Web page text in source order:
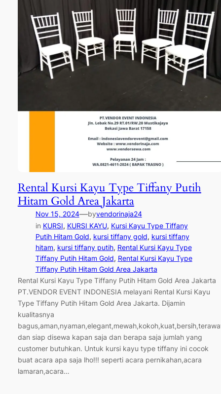
Rental Kursi Kayu Type Tiffany Putih
Hitam Gold Area Jakarta
Nov 15, 2024—byvendorinaja24
in KURSI, KURSI KAYU, Kursi Kayu Type Tiffany
Putih Hitam Gold, kursi tiffany gold, kursi tiffany
hitam, kursi tiffany putih, Rental Kursi Kayu Type
Tiffany Putih Hitam Gold, Rental Kursi Kayu Type
Tiffany Putih Hitam Gold Area Jakarta
Rental Kursi Kayu Type Tiffany Putih Hitam Gold Area Jakarta
PT.VENDOR EVENT INDONESIA melayani Rental Kursi Kayu
Type Tiffany Putih Hitam Gold Area Jakarta. Dijamin
kualitasnya
dan siap disewa kapan saja dan berapa saja jumlah yang
customer butuhkan. Untuk kursi kayu type tiffany ini cocok
buat acara apa saja lho!!! seperti acara pernikahan,acara
lamaran,acara…